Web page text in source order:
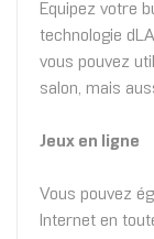
Equipez votre
technologie
vous pouvez
salon, mais
Jeux en ligne
Vous pouvez
Internet en